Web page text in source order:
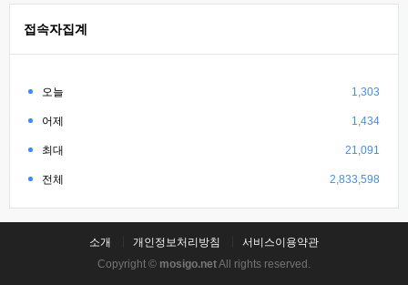
접속자집계
오늘 1,303
어제 1,434
최대 21,091
전체 2,833,598
소개 개인정보처리방침
서비스이용약관
Copyright © mosigo.netAll rights reserved.